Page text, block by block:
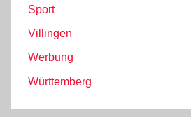
Sport
Villingen
Werbung
Württemberg